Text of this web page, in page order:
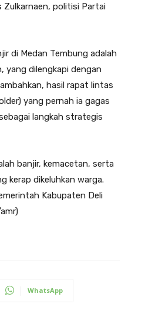
Zulkarnaen, politisi Partai
di Medan Tembung adalah
yang dilengkapi dengan
hasil rapat lintas
yang pernah ia gagas
langkah strategis
banjir, kemacetan, serta
kerap dikeluhkan warga.
Kabupaten Deli
WhatsApp